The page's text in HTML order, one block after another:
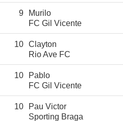
9
Murilo
FC Gil Vicente
10 Clayton
Rio Ave FC
10
Pablo
FC Gil Vicente
10
Pau Victor
Sporting Braga